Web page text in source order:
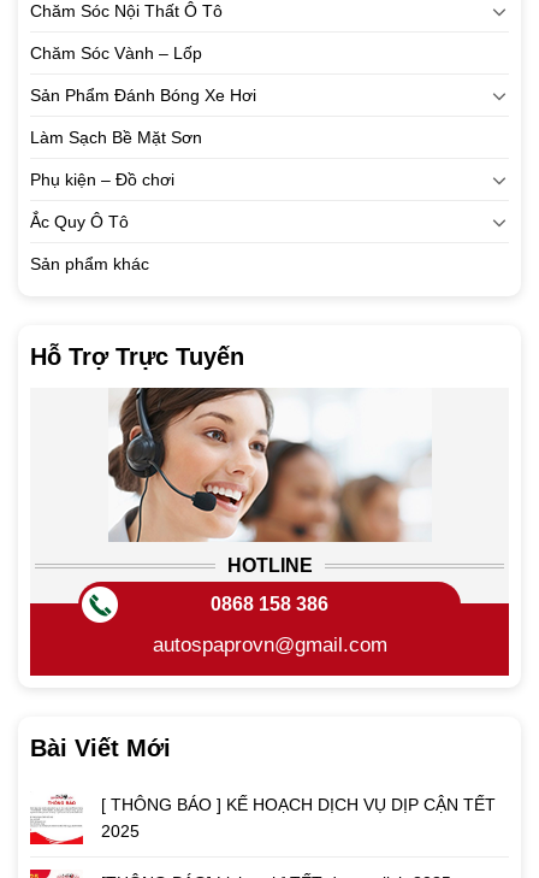
Chăm Sóc Nội Thất Ô Tô
Chăm Sóc Vành – Lốp
Sản Phẩm Đánh Bóng Xe Hơi
Làm Sạch Bề Mặt Sơn
Phụ kiện – Đồ chơi
Ắc Quy Ô Tô
Sản phẩm khác
Hỗ Trợ Trực Tuyến
HOTLINE
0868 158 386
autospaprovn@gmail.com
Bài Viết Mới
[ THÔNG BÁO ] KẾ HOẠCH DỊCH VỤ DỊP CẬN TẾT
2025